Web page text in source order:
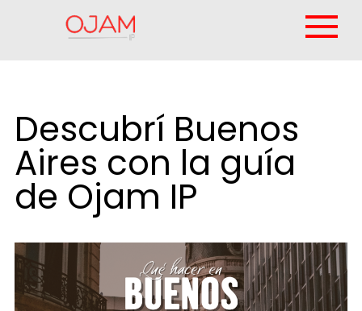
Descubrí Buenos
Aires con la guía
de Ojam IP